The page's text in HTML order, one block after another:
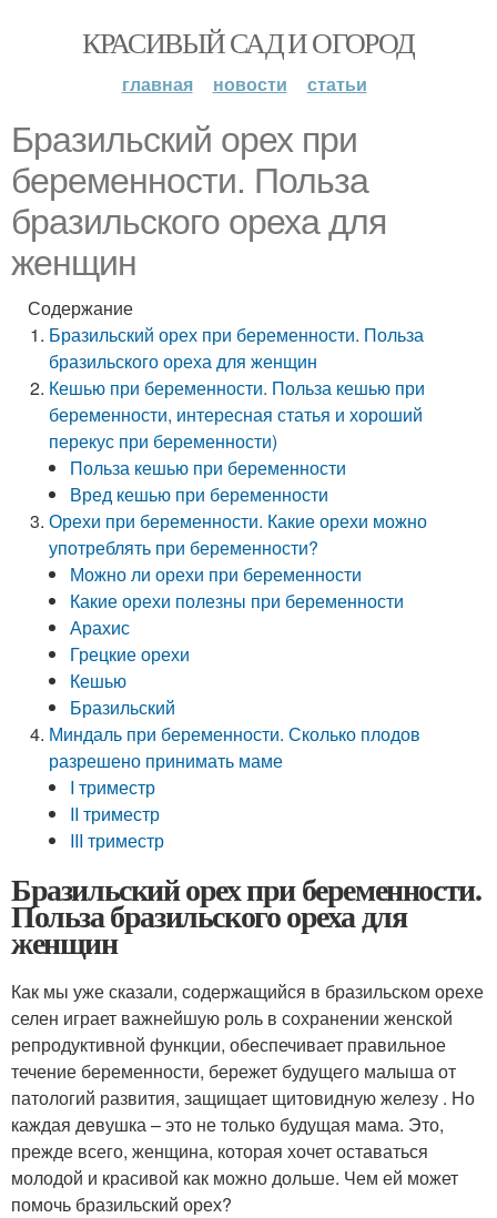
КРАСИВЫЙ САД И ОГОРОД
главная новости статьи
Бразильский орех при
беременности. Польза
бразильского ореха для
женщин
Содержание
Бразильский орех при беременности. Польза
бразильского ореха для женщин
Кешью при беременности. Польза кешью при
беременности, интересная статья и хороший
перекус при беременности)
Польза кешью при беременности
Вред кешью при беременности
Орехи при беременности. Какие орехи можно
употреблять при беременности?
Можно ли орехи при беременности
Какие орехи полезны при беременности
Арахис
Грецкие орехи
Кешью
Бразильский
Миндаль при беременности. Сколько плодов
разрешено принимать маме
I триместр
II триместр
III триместр
Бразильский орех при беременности.
Польза бразильского ореха для
женщин
Как мы уже сказали, содержащийся в бразильском орехе
селен играет важнейшую роль в сохранении женской
репродуктивной функции, обеспечивает правильное
течение беременности, бережет будущего малыша от
патологий развития, защищает щитовидную железу . Но
каждая девушка – это не только будущая мама. Это,
прежде всего, женщина, которая хочет оставаться
молодой и красивой как можно дольше. Чем ей может
помочь бразильский орех?